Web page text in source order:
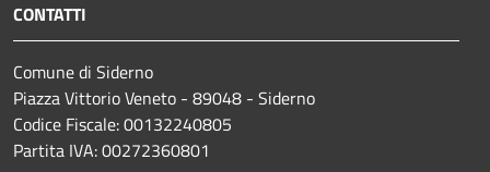
CONTATTI
Comune di Siderno
Piazza Vittorio Veneto - 89048 - Siderno
Codice Fiscale: 00132240805
Partita IVA: 00272360801